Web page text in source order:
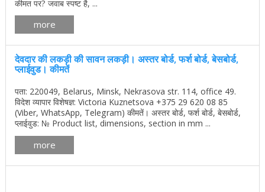
कीमत पर? जवाब स्पष्ट है, ...
more
देवदार की लकड़ी की सावन लकड़ी। अस्तर बोर्ड, फर्श बोर्ड, बेसबोर्ड,
प्लाईवुड। कीमतें
पता: 220049, Belarus, Minsk, Nekrasova str. 114, office 49.
विदेश व्यापार विशेषज्ञ: Victoria Kuznetsova +375 29 620 08 85
(Viber, WhatsApp, Telegram) कीमतें। अस्तर बोर्ड, फर्श बोर्ड, बेसबोर्ड,
प्लाईवुड: № Product list, dimensions, section in mm ...
more